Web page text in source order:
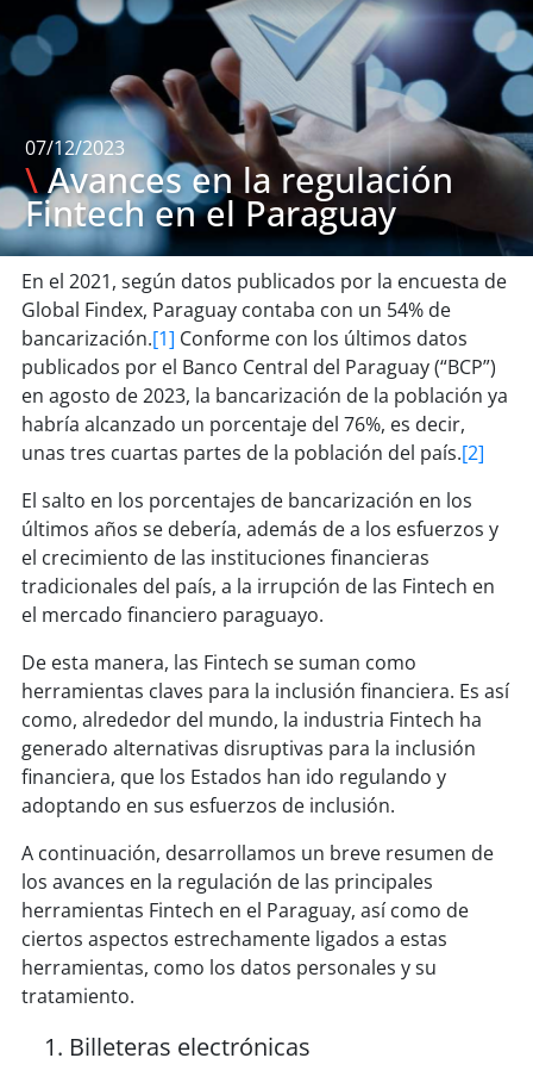
07/12/2023
\Avances en la regulación
Fintech en el Paraguay
En el 2021, según datos publicados por la encuesta de
Global Findex, Paraguay contaba con un 54% de
bancarización.[1] Conforme con los últimos datos
publicados por el Banco Central del Paraguay (“BCP”)
en agosto de 2023, la bancarización de la población ya
habría alcanzado un porcentaje del 76%, es decir,
unas tres cuartas partes de la población del país.[2]
El salto en los porcentajes de bancarización en los
últimos años se debería, además de a los esfuerzos y
el crecimiento de las instituciones financieras
tradicionales del país, a la irrupción de las Fintech en
el mercado financiero paraguayo.
De esta manera, las Fintech se suman como
herramientas claves para la inclusión financiera. Es así
como, alrededor del mundo, la industria Fintech ha
generado alternativas disruptivas para la inclusión
financiera, que los Estados han ido regulando y
adoptando en sus esfuerzos de inclusión.
A continuación, desarrollamos un breve resumen de
los avances en la regulación de las principales
herramientas Fintech en el Paraguay, así como de
ciertos aspectos estrechamente ligados a estas
herramientas, como los datos personales y su
tratamiento.
Billeteras electrónicas